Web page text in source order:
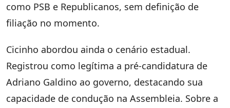
como PSB e Republicanos, sem definição de
filiação no momento.
Cicinho abordou ainda o cenário estadual.
Registrou como legítima a pré-candidatura de
Adriano Galdino ao governo, destacando sua
capacidade de condução na Assembleia. Sobre a